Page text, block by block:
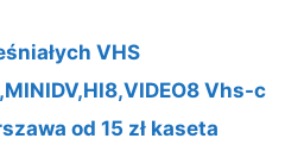
VHS
Vhs-c
od 15 zł kaseta